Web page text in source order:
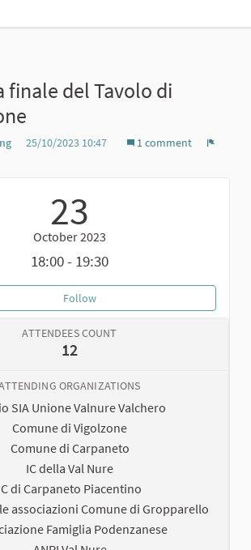
finale del Tavolo di
25/10/2023 10:47 1 comment
23
October 2023
18:00 - 19:30
FollowAssemblea finale del Tavolo di
ATTENDEES COUNT
12
ORGANIZATIONS
SIA Unione Valnure Valchero
Comune di Vigolzone
Comune di Carpaneto
IC della Val Nure
di Carpaneto Piacentino
associazioni Comune di Gropparello
Famiglia Podenzanese